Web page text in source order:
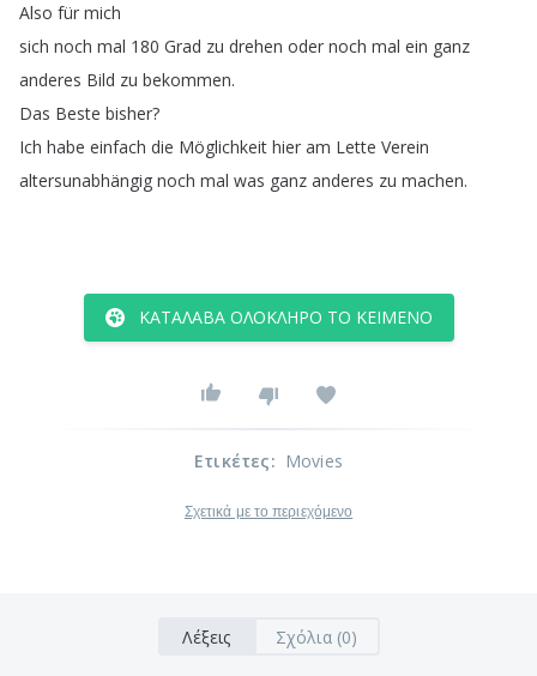
Also für mich
sich noch mal 180 Grad zu drehen oder noch mal ein ganz
anderes Bild zu bekommen.
Das Beste bisher?
Ich habe einfach die Möglichkeit hier am Lette Verein
altersunabhängig noch mal was ganz anderes zu machen.
ΚΑΤΆΛΑΒΑ ΟΛΌΚΛΗΡΟ ΤΟ ΚΕΊΜΕΝΟ
Ετικέτες: Movies
Σχετικά με το περιεχόμενο
Λέξεις Σχόλια (0)